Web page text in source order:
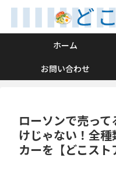
ホーム
お問い合わせ
ローソンで売っ
けじゃない！全
カーを【どこス